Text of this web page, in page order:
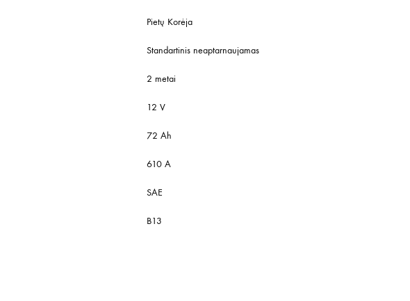
Pietų Korėja
Standartinis neaptarnaujamas
2 metai
12 V
72 Ah
610 A
SAE
B13